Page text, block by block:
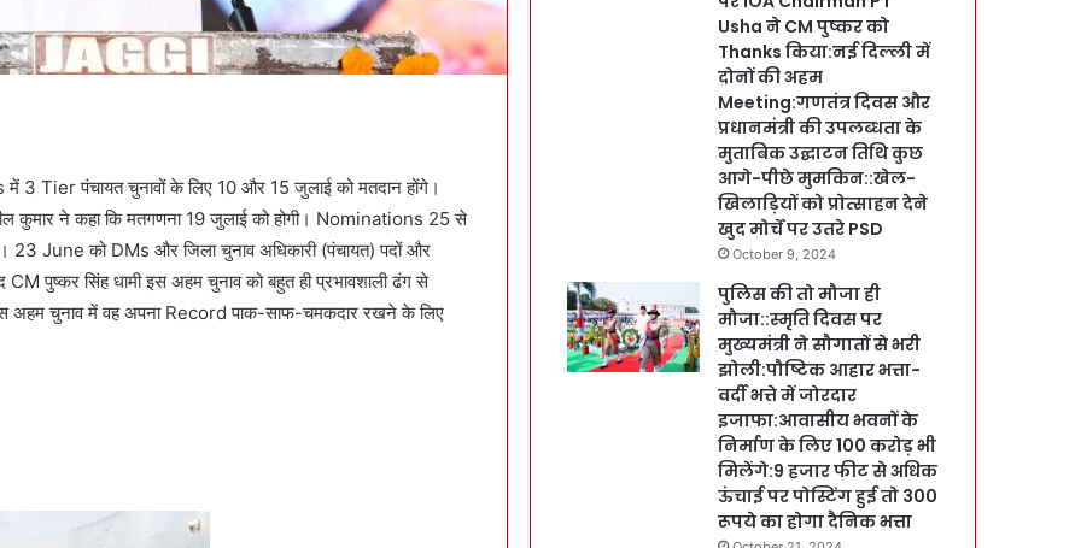
में 3 Tier पंचायत चुनावों के लिए 10 और 15 जुलाई को मतदान होंगे।
कुमार ने कहा कि मतगणना 19 जुलाई को होगी। Nominations 25 से
June को DMs और जिला चुनाव अधिकारी (पंचायत) पदों और
पुष्कर सिंह धामी इस अहम चुनाव को बहुत ही प्रभावशाली ढंग से
चुनाव में वह अपना Record पाक-साफ-चमकदार रखने के लिए
Usha ने CM पुष्कर को
Thanks किया:नई दिल्ली में
दोनों की अहम
Meeting:गणतंत्र दिवस और
प्रधानमंत्री की उपलब्धता के
मुताबिक उद्घाटन तिथि कुछ
आगे-पीछे मुमकिन::खेल-
खिलाड़ियों को प्रोत्साहन देने
खुद मोर्चे पर उतरे PSD
October 9, 2024
पुलिस की तो मौजा ही
मौजा::स्मृति दिवस पर
मुख्यमंत्री ने सौगातों से भरी
झोली:पौष्टिक आहार भत्ता-
वर्दी भत्ते में जोरदार
इजाफा:आवासीय भवनों के
निर्माण के लिए 100 करोड़ भी
मिलेंगे:9 हजार फीट से अधिक
ऊंचाई पर पोस्टिंग हुई तो 300
रूपये का होगा दैनिक भत्ता